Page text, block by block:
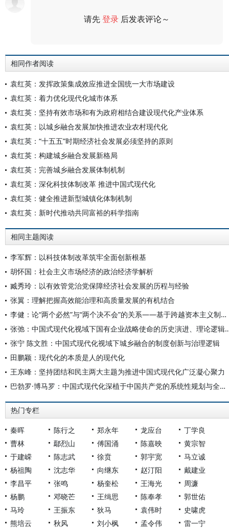
请先登录 后发表评论～
相同作者阅读
袁红英：发挥政策集成效应推进全国统一大市场建设
袁红英：着力优化现代化城市体系
袁红英：坚持有效市场和有为政府相结合建设现代化产业体系
袁红英：以城乡融合发展加快推进农业农村现代化
袁红英：“十五五”时期经济社会发展必须坚持的原则
袁红英：构建城乡融合发展新格局
袁红英：完善城乡融合发展体制机制
袁红英：深化科技体制改革 推进中国式现代化
袁红英：健全推进新型城镇化体制机制
袁红英：新时代推动共同富裕的科学指南
相同主题阅读
李军辉：以科技体制改革筑牢全面创新根基
胡怀国：社会主义市场经济的政治经济学解析
臧秀玲：以有效管党治党保障经济社会发展的历程与经验
张翼：理解把握高效能治理和高质量发展的有机结合
李健：论“两个必然”与“两个决不会”的关系——基于跨越资本主义制度“卡夫丁峡谷”设想的反思
张弛：中国式现代化视域下国有
张宁 陈文胜：中国式现代化视域下城乡融合的制度创新与治理逻辑
田鹏颖：现代化的本质是人的现代化
王东峰：坚持团结和民主两大主题为推进中国式现代化广泛凝心聚力
巴勃罗·博马罗：中国式现代化深植于中国共产党的系统性规划与全方位治理实践
热门专栏
秦晖 陈行之 郑永年 龙应台
丁学良
曹林
鄢烈山 傅国涌 陈嘉映
黄宗智
于建嵘
陈志武 徐贲 郭宇宽
马立诚
杨祖陶
沈志华 向继东 赵汀阳
戴建业
李昌平
张鸣 杨奎松 王海光
周濂
杨鹏
邓晓芒 王缉思 陈奉孝
郭世佑
马玲
王振东 狄马 袁伟时
史啸虎
熊培云
秋风 刘小枫 孟令伟 雷一宁